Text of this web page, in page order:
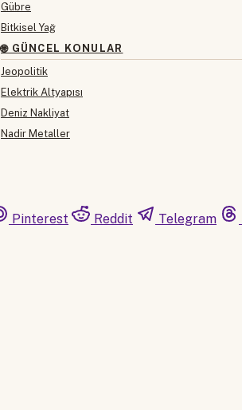
Gübre
Bitkisel Yağ
🌐 GÜNCEL KONULAR
Jeopolitik
Elektrik Altyapısı
Deniz Nakliyat
Nadir Metaller
Pinterest Reddit Telegram